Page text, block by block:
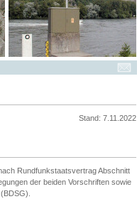
Stand: 7.11.2022
Rundfunkstaatsvertrag Abschnitt
der beiden Vorschriften sowie